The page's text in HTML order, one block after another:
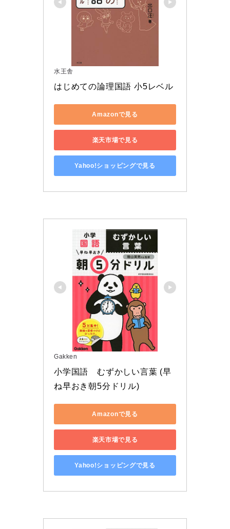
水王舎
はじめての論理国語 小5レベル
Amazonで見る
楽天市場で見る
Yahoo!ショッピングで見る
Gakken
小学国語　むずかしい言葉 (早
ね早おき朝5分ドリル)
Amazonで見る
楽天市場で見る
Yahoo!ショッピングで見る